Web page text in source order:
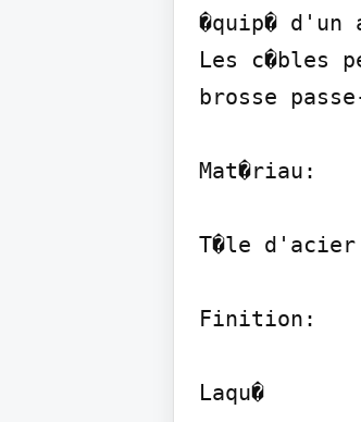
�quip� d'un
Les c�bles
brosse
Mat�riau:
T�le d'acier
Finition:
Laqu�